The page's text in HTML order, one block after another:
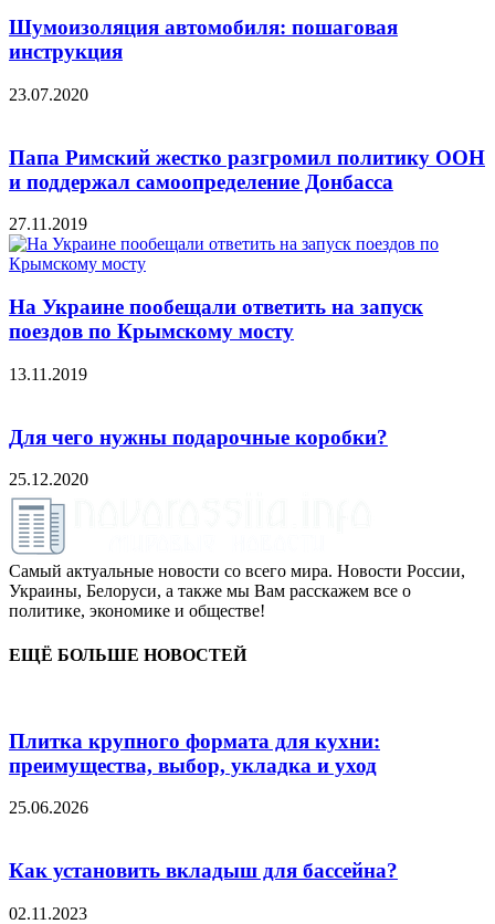
Шумоизоляция автомобиля: пошаговая
инструкция
23.07.2020
Папа Римский жестко разгромил политику ООН
и поддержал самоопределение Донбасса
27.11.2019
На Украине пообещали ответить на запуск
поездов по Крымскому мосту
13.11.2019
Для чего нужны подарочные коробки?
25.12.2020
Самый актуальные новости со всего мира. Новости России,
Украины, Белоруси, а также мы Вам расскажем все о
политике, экономике и обществе!
ЕЩЁ БОЛЬШЕ НОВОСТЕЙ
Плитка крупного формата для кухни:
преимущества, выбор, укладка и уход
25.06.2026
Как установить вкладыш для бассейна?
02.11.2023